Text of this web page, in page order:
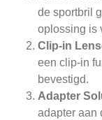
de sportbril
oplossing is
Clip-in
een clip-in
bevestigd.
Adapter
adapter aan